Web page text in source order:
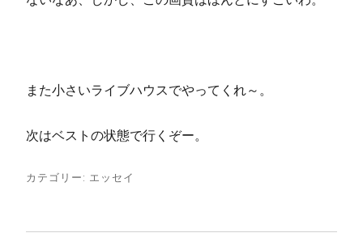
また小さいライブハウスでやってくれ～。
次はベストの状態で行くぞー。
カテゴリー: エッセイ